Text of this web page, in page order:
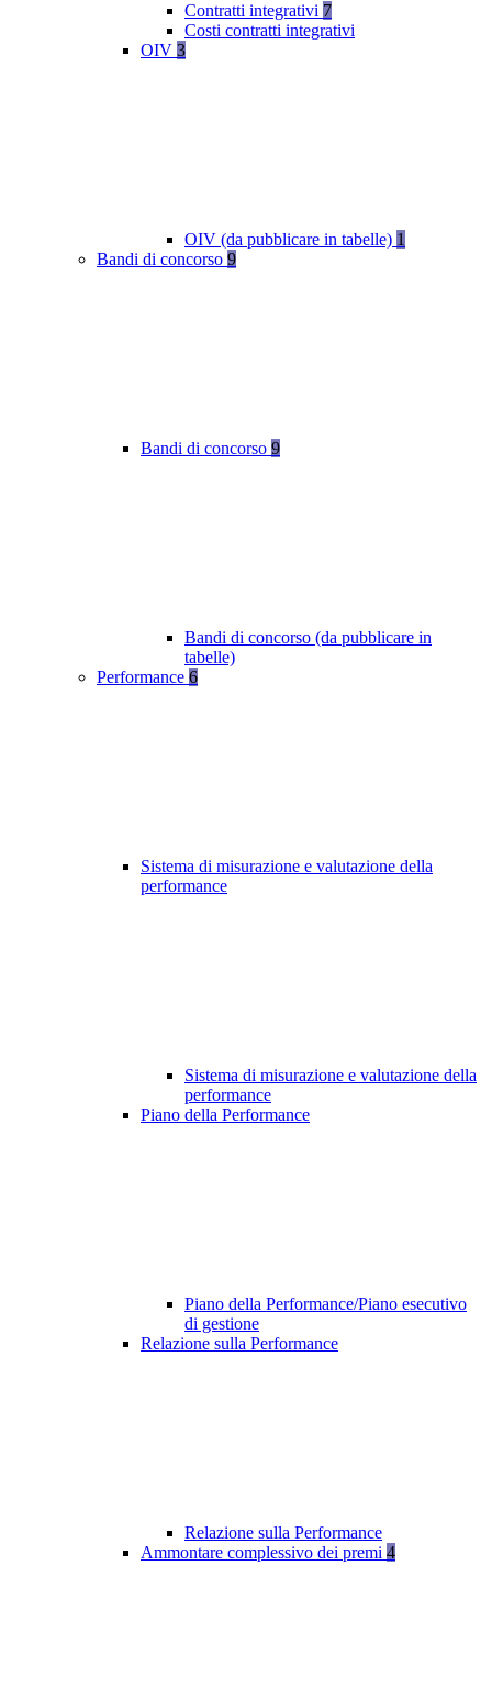
Contratti integrativi 7
Costi contratti integrativi
OIV 3
OIV (da pubblicare in tabelle) 1
Bandi di concorso 9
Bandi di concorso 9
Bandi di concorso (da pubblicare in
tabelle)
Performance 6
Sistema di misurazione e valutazione della
performance
Sistema di misurazione e valutazione della
performance
Piano della Performance
Piano della Performance/Piano esecutivo
di gestione
Relazione sulla Performance
Relazione sulla Performance
Ammontare complessivo dei premi 4